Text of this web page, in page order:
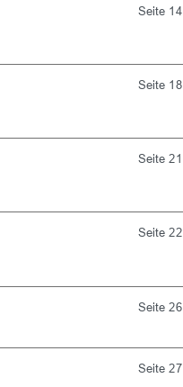
Seite 14
Seite 18
Seite 21
Seite 22
Seite 26
Seite 27